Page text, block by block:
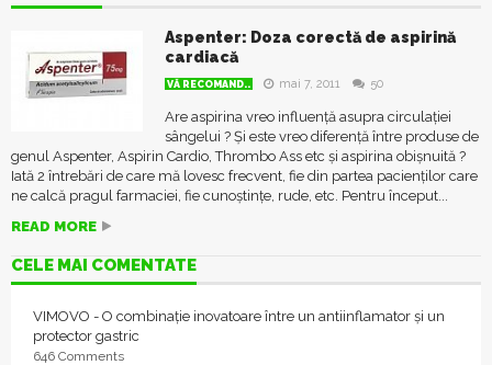
Aspenter: Doza corectă de aspirină
cardiacă
VĂ RECOMAND.. mai 7, 2011 50
Are aspirina vreo influență asupra circulației
sângelui ? Și este vreo diferență între produse de
genul Aspenter, Aspirin Cardio, Thrombo Ass etc și aspirina obișnuită ?
Iată 2 întrebări de care mă lovesc frecvent, fie din partea pacienților care
ne calcă pragul farmaciei, fie cunoștințe, rude, etc. Pentru început...
READ MORE
CELE MAI COMENTATE
VIMOVO - O combinație inovatoare între un antiinflamator și un
protector gastric
646 Comments